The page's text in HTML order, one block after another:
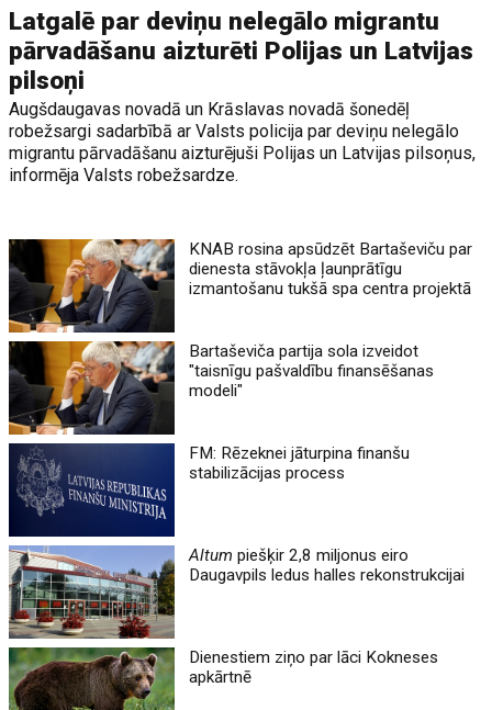
Latgalē par deviņu nelegālo migrantu
pārvadāšanu aizturēti Polijas un Latvijas
pilsoņi
Augšdaugavas novadā un Krāslavas novadā šonedēļ
robežsargi sadarbībā ar Valsts policija par deviņu nelegālo
migrantu pārvadāšanu aizturējuši Polijas un Latvijas pilsoņus,
informēja Valsts robežsardze.
KNAB rosina apsūdzēt Bartaševiču par
dienesta stāvokļa ļaunprātīgu
izmantošanu tukšā spa centra projektā
Bartaševiča partija sola izveidot
"taisnīgu pašvaldību finansēšanas
modeli"
FM: Rēzeknei jāturpina finanšu
stabilizācijas process
Altum piešķir 2,8 miljonus eiro
Daugavpils ledus halles rekonstrukcijai
Dienestiem ziņo par lāci Kokneses
apkārtnē